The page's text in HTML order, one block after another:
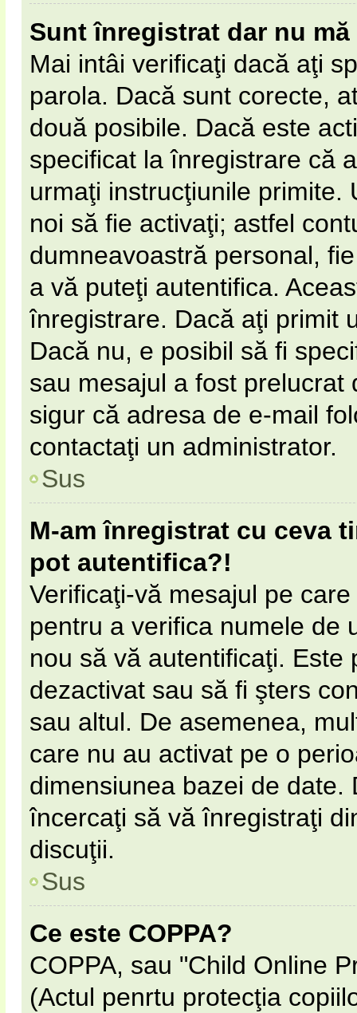
Sunt înregistrat dar nu
Mai intâi verificaţi dacă aţi
parola. Dacă sunt corecte,
două posibile. Dacă este
specificat la înregistrare că
urmaţi instrucţiunile primite.
noi să fie activaţi; astfel
dumneavoastră personal,
a vă puteţi autentifica.
înregistrare. Dacă aţi primit
Dacă nu, e posibil să fi
sau mesajul a fost
sigur că adresa de e-mail
contactaţi un administrator.
Sus
M-am înregistrat cu ceva
pot autentifica?!
Verificaţi-vă mesajul pe
pentru a verifica numele de
nou să vă autentificaţi.
dezactivat sau să fi şters
sau altul. De asemenea,
care nu au activat pe o
dimensiunea bazei de
încercaţi să vă înregistraţi
discuţii.
Sus
Ce este COPPA?
COPPA, sau "Child Online
(Actul penrtu protecţia